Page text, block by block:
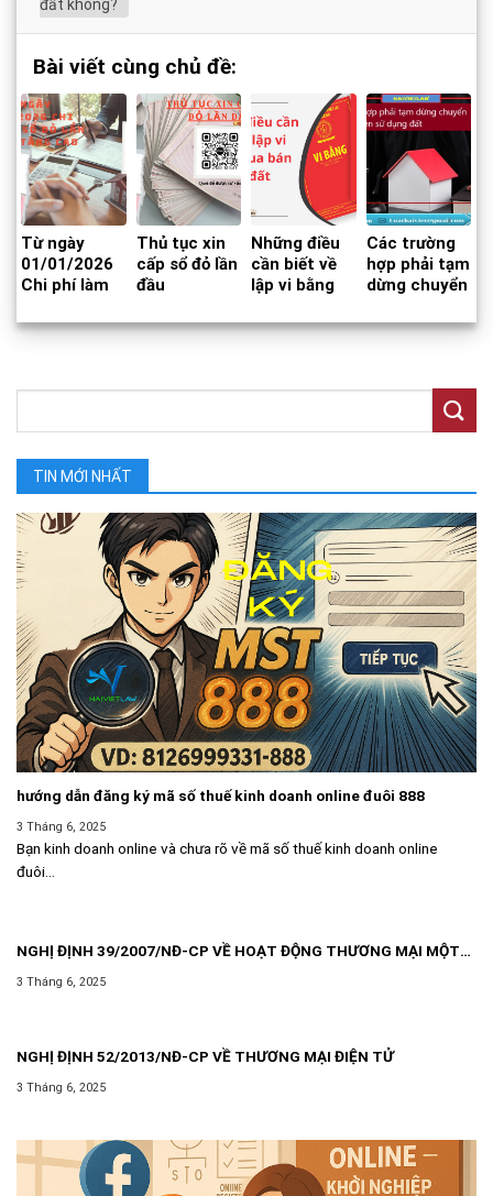
đất không?
Bài viết cùng chủ đề:
Từ ngày
01/01/2026
Chi phí làm
sẽ tăng cao
Thủ tục xin
cấp sổ đỏ lần
đầu
Những điều
cần biết về
lập vi bằng
đất
Các trường
hợp phải tạm
dừng chuyển
quyền sử
TIN MỚI NHẤT
hướng dẫn đăng ký mã số thuế kinh doanh online đuôi 888
3 Tháng 6, 2025
Bạn kinh doanh online và chưa rõ về mã số thuế kinh doanh online
đuôi...
NGHỊ ĐỊNH 39/2007/NĐ-CP VỀ HOẠT ĐỘNG THƯƠNG MẠI MỘT
3 Tháng 6, 2025
NGHỊ ĐỊNH 52/2013/NĐ-CP VỀ THƯƠNG MẠI ĐIỆN TỬ
3 Tháng 6, 2025